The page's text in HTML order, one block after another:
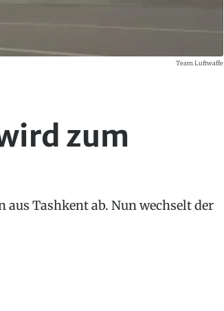
Team Luftwaffe
zum
Tashkent ab. Nun wechselt der